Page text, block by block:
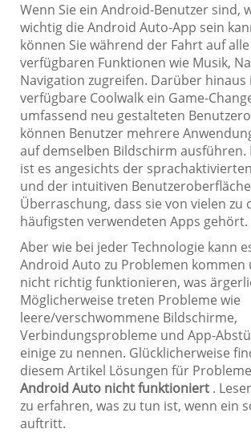
Wenn Sie ein Android-Benutzer sind,
wichtig die Android Auto-App sein
können Sie während der Fahrt auf
verfügbaren Funktionen wie Musik,
Navigation zugreifen. Darüber hinaus
verfügbare Coolwalk ein Game-
umfassend neu gestalteten
können Benutzer mehrere
auf demselben Bildschirm
ist es angesichts der
und der intuitiven
Überraschung, dass sie von vielen zu
häufigsten verwendeten Apps gehört.
Aber wie bei jeder Technologie kann
Android Auto zu Problemen kommen
nicht richtig funktionieren, was
Möglicherweise treten Probleme wie
leere/verschwommene Bildschirme,
Verbindungsprobleme und App-
einige zu nennen. Glücklicherweise
diesem Artikel Lösungen für
Android Auto nicht funktioniert .
zu erfahren, was zu tun ist, wenn ein
auftritt.